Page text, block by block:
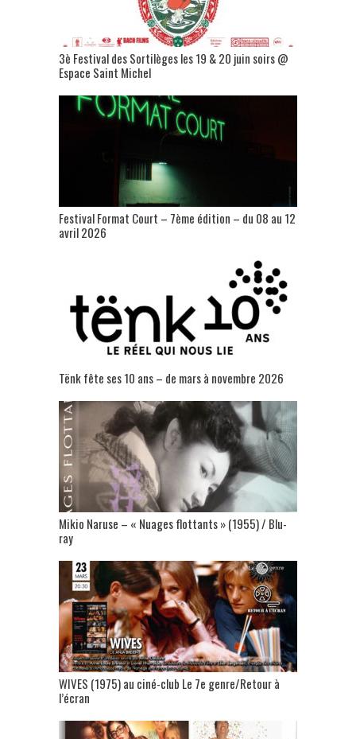
3è Festival des Sortilèges les 19 & 20 juin soirs @
Espace Saint Michel
Festival Format Court – 7ème édition – du 08 au 12
avril 2026
Tënk fête ses 10 ans – de mars à novembre 2026
Mikio Naruse – « Nuages flottants » (1955) / Blu-
ray
WIVES (1975) au ciné-club Le 7e genre/Retour à
l’écran